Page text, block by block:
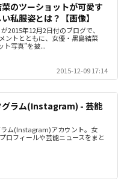
のツーショットが可愛す
私服姿とは？【画像】
2015年12月2日付のブログで、
ントとともに、女優・黒島結菜
ト写真”を披...
2015-12-09 17:14
グラム(Instagram) - 芸能
ム(Instagram)アカウント。女
ロフィールや芸能ニュースをまと